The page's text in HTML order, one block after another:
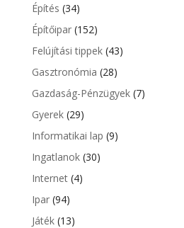
Építés (34)
Építőipar(152)
Felújítási tippek(43)
Gasztronómia (28)
Gazdaság-Pénzügyek(7)
Gyerek(29)
Informatikai lap (9)
Ingatlanok(30)
Internet(4)
Ipar(94)
Játék(13)